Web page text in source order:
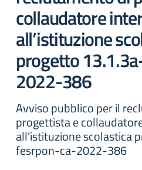
collaudatore
all’istituzione
progetto
2022-386
Avviso pubblico per il
progettista e
all’istituzione scolastica
fesrpon-ca-2022-386